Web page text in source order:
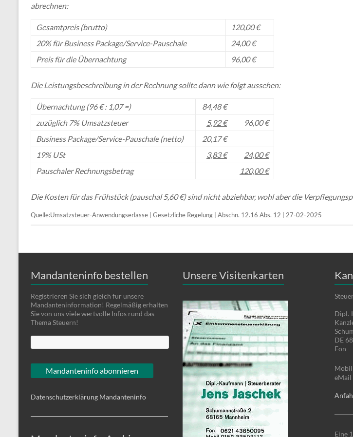
abrechnen:
Gesamtpreis (brutto)
120,00 €
20% für Business Package/Service-Pauschale
24,00 €
Preis für die Übernachtung
96,00 €
Die Leistungsbeschreibung in der Rechnung sollte dann wie folgt aussehen:
Übernachtung (96 € : 1,07 =)
84,48 €
zuzüglich 7% Umsatzsteuer
5,92 €
96,00 €
Business Package/Service-Pauschale (netto)
20,17 €
19% USt
3,83 €
24,00 €
Pauschaler Rechnungsbetrag
120,00 €
Die Kosten für das Frühstück (pauschal 5,60 €) sind nicht abziehbar, wohl aber die
Quelle:Umsatzsteuer-Anwendungserlasse | Gesetzliche Regelung | Abschn. 12.16 Abs. 12 | 27-02-2025
Mandanteninfo bestellen
Registrieren Sie sich gleich für unsere
Mandanteninformation! Regelmäßig erhalten
Sie von uns viele wertvolle Infos rund das
Thema Steuern!
Datenschutzerklärung Mandanteninfo
Unsere Visitenkarten
Dipl.-
DE
Fon
Mobil
eMail
Eine